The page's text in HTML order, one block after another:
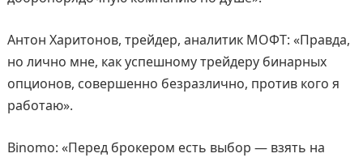
Антон Харитонов, трейдер, аналитик МОФТ: «Правда,
но лично мне, как успешному трейдеру бинарных
опционов, совершенно безразлично, против кого я
работаю».
Binomo: «Перед брокером есть выбор — взять на